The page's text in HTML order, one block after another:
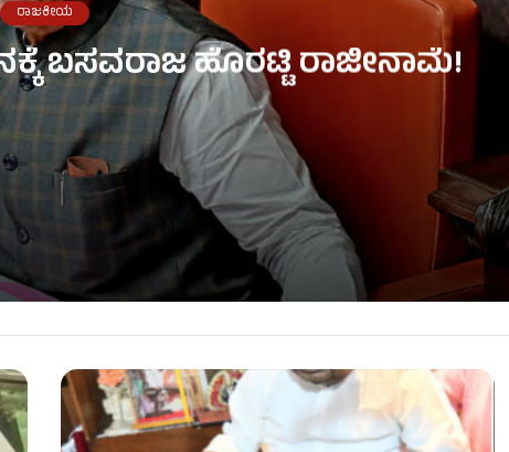
ರಾಜಕೀಯ
ಬಸವರಾಜ ಹೊರಟ್ಟಿ ರಾಜೀನಾಮೆ!